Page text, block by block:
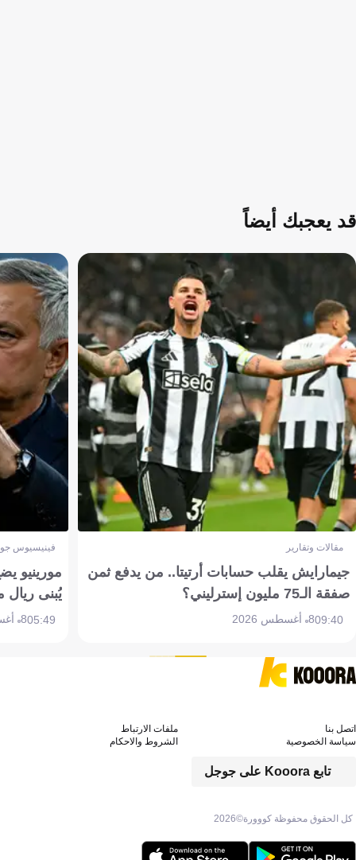
قد يعجبك أيضاً
مقالات وتقارير
جيمارايش يقلب حسابات أرتيتا.. من يدفع ثمن
صفقة الـ75 مليون إسترليني؟
09:408 أغسطس 2026
فينيسيوس
مورينيو
يُبنى ريال
05:498 أغسطس 2026
كل الحقوق محفوظة كووورة©2026
تابع Kooora على جوجل
اتصل بنا
ملفات الارتباط
سياسة الخصوصية
الشروط والاحكام